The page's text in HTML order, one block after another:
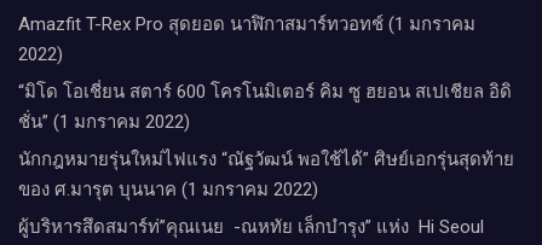
Amazfit T-Rex Pro สุดยอด นาฬิกาสมาร์ทวอทช์ (1 มกราคม
2022)
“มิโด โอเชี่ยน สตาร์ 600 โครโนมิเตอร์ คิม ซู ฮยอน สเปเชียล อิดิ
ชั่น” (1 มกราคม 2022)
นักกฎหมายรุ่นใหม่ไฟแรง “ณัฐวัฒน์ พอใช้ได้” ศิษย์เอกรุ่นสุดท้าย
ของ ศ.มารุต บุนนาค (1 มกราคม 2022)
ผู้บริหารสึดสมาร์ท่”คุณเนย -ณหทัย เล็กบำรุง” แห่ง Hi Seoul